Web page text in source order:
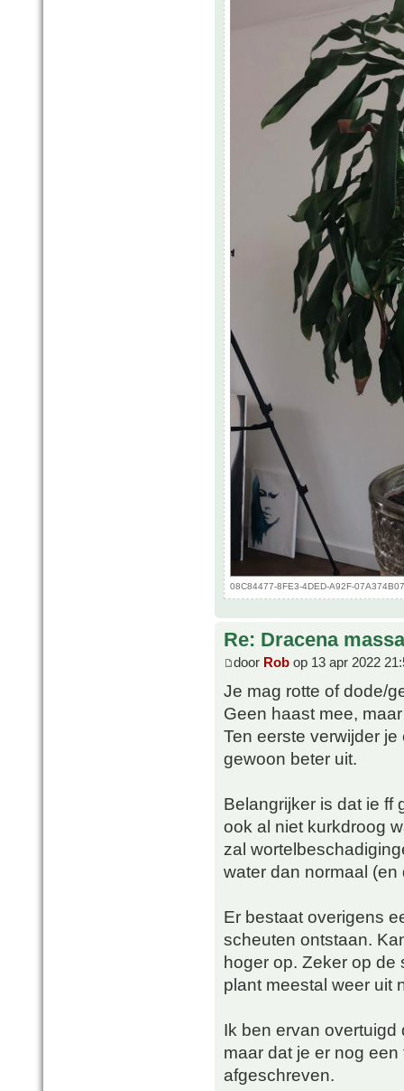
08C84477-8FE3-4DED-A92F-
Re: Dracena
door Rob op 13 apr 2022
Je mag rotte of dode/
Geen haast mee,
Ten eerste verwijder
gewoon beter uit.
Belangrijker is dat ie ff
ook al niet kurkdroog
zal
water dan normaal
Er bestaat overigens
scheuten ontstaan.
hoger op. Zeker op de
plant meestal weer uit
Ik ben ervan overtuigd
maar dat je er nog
afgeschreven.